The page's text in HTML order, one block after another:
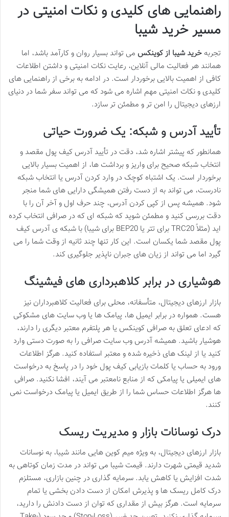
راهنمایی های کلیدی و نکات امنیتی در
مسیر خرید شیبا
تجربه خرید شیبا از کوینکس می تواند بسیار روان و کارآمد باشد، اما
همانند هر فعالیت مالی آنلاین، رعایت نکات امنیتی و داشتن اطلاعات
کافی از اهمیت بالایی برخوردار است. در ادامه به برخی از راهنمایی های
کلیدی و نکات امنیتی مهم اشاره می شود که می تواند سفر شما در دنیای
ارزهای دیجیتال را امن تر و مطمئن تر سازد.
تأیید آدرس و شبکه: یک ضرورت حیاتی
همانطور که پیشتر اشاره شد، دقت در تأیید آدرس کیف پول مقصد و
انتخاب شبکه صحیح برای واریز و برداشت ها، از اهمیت بسیار بالایی
برخوردار است. یک اشتباه کوچک در وارد کردن آدرس یا انتخاب شبکه
نادرست، می تواند به از دست رفتن همیشگی دارایی های شما منجر
شود. همیشه پس از کپی کردن آدرس، چند حرف اول و آخر آن را با
دقت بررسی کنید و مطمئن شوید که شبکه ای که در صرافی انتخاب کرده
اید (مثلاً TRC20 برای تتر یا BEP20 برای شیبا) با شبکه ی آدرس کیف
پول مقصد شما یکسان است. این کار تنها چند ثانیه از وقت شما را می
گیرد اما می تواند از زیان های جبران ناپذیر جلوگیری کند.
هوشیاری در برابر کلاهبرداری های فیشینگ
بازار ارزهای دیجیتال، متأسفانه، محلی برای فعالیت کلاهبرداران نیز
هست. همواره در برابر ایمیل ها، پیامک ها یا وب سایت های مشکوکی
که ادعای تعلق به صرافی کوینکس یا هر پلتفرم معتبر دیگری را دارند،
هوشیار باشید. همیشه آدرس وب سایت صرافی را به صورت دستی وارد
کنید یا از لینک های ذخیره شده و معتبر استفاده کنید. هرگز اطلاعات
ورود به حساب یا کلمات بازیابی کیف پول خود را در پاسخ به درخواست
های ایمیلی یا پیامکی که از منابع نامعتبر می آیند، افشا نکنید. صرافی
ها هرگز اطلاعات حساس شما را از طریق ایمیل یا پیامک درخواست نمی
کنند.
درک نوسانات بازار و مدیریت ریسک
بازار ارزهای دیجیتال، به ویژه میم کوین هایی مانند شیبا، به نوسانات
شدید قیمتی شهرت دارند. قیمت شیبا می تواند در مدت زمان کوتاهی به
شدت افزایش یا کاهش یابد. سرمایه گذاری در چنین بازاری، مستلزم
درک کامل ریسک ها و پذیرش امکان از دست دادن بخشی یا تمام
سرمایه است. هرگز بیش از مقداری که توان از دست دادنش را دارید،